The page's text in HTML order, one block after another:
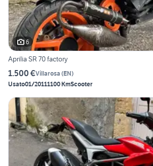
6
Aprilia SR 70 factory
1.500 €Villarosa (EN)
Usato01/20111100 KmScooter